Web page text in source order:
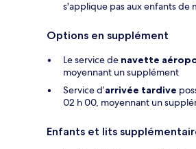
s'applique pas aux enfants de
Options en supplément
Le service de navette
moyennant un supplément
Service d’arrivée tardive
02 h 00, moyennant un
Enfants et lits